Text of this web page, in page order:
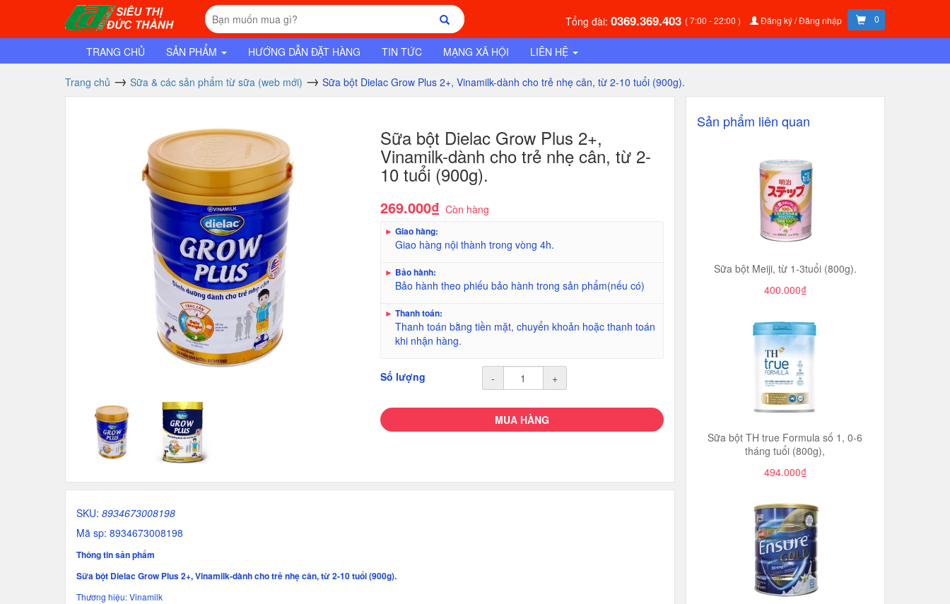
Tổng đài: 0369.369.403 ( 7:00 - 22:00 ) Đăng ký / Đăng nhập 0
TRANG CHỦ SẢN PHẨM HƯỚNG DẪN ĐẶT HÀNG TIN TỨC MẠNG XÃ HỘI LIÊN HỆ
Trang chủ Sữa & các sản phẩm từ sữa (web mới) Sữa bột Dielac Grow Plus 2+, Vinamilk-dành cho trẻ nhẹ cân, từ 2-10 tuổi (900g).
Sữa bột Dielac Grow Plus 2+,
Vinamilk-dành cho trẻ nhẹ cân, từ 2-
10 tuổi (900g).
269.000₫ Còn hàng
► Giao hàng:
Giao hàng nội thành trong vòng 4h.
► Bảo hành:
Bảo hành theo phiếu bảo hành trong sản phẩm(nếu có)
► Thanh toán:
Thanh toán bằng tiền mặt, chuyển khoản hoặc thanh toán
khi nhận hàng.
Số lượng - +
MUA HÀNG
SKU: 8934673008198
Mã sp: 8934673008198
Thông tin sản phẩm
Sữa bột Dielac Grow Plus 2+, Vinamilk-dành cho trẻ nhẹ cân, từ 2-10 tuổi (900g).
Thương hiệu: Vinamilk
Sản phẩm liên quan
Sữa bột Meiji, từ 1-3tuổi (800g).
400.000₫
Sữa bột TH true Formula số 1, 0-6
tháng tuổi (800g),
494.000₫